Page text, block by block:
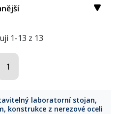
1-13 z 13
1
laboratorní stojan,
konstrukce z nerezové oceli